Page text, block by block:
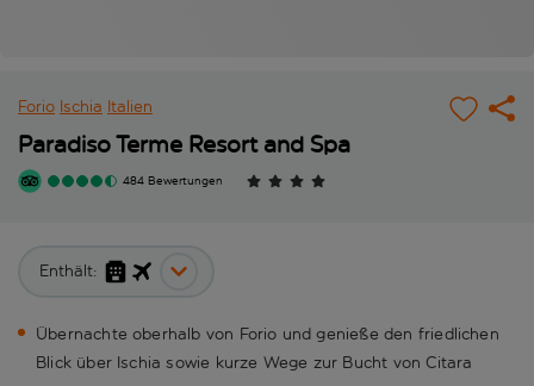
Forio Ischia Italien
Paradiso Terme Resort and Spa
484 Bewertungen
Enthält:
Übernachte oberhalb von Forio und genieße den friedlichen
Blick über Ischia sowie kurze Wege zur Bucht von Citara